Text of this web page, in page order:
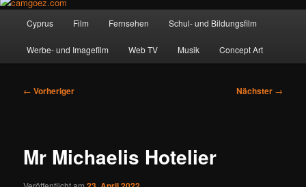
Cyprus Film Fernsehen Schul- und Bildungsfilm
Werbe- und Imagefilm Web TV Musik Concept Art
Beitragsnavigation
← Vorheriger Nächster →
Mr Michaelis Hotelier